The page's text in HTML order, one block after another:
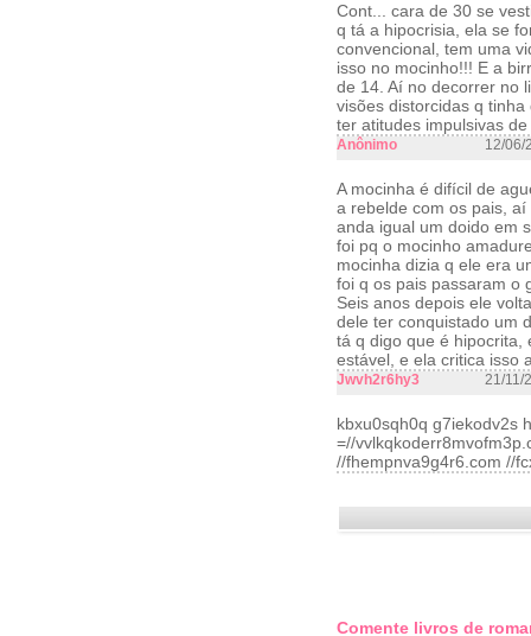
Cont... cara de 30 se
q tá a hipocrisia, ela se
convencional, tem uma
isso no mocinho!!! E a
de 14. Aí no decorrer no
visões distorcidas q
ter atitudes impulsivas
Anônimo 12/06/
A mocinha é difícil de
a rebelde com os pais,
anda igual um doido em
foi pq o mocinho
mocinha dizia q ele era
foi q os pais passaram o
Seis anos depois ele
dele ter conquistado um
tá q digo que é hipocrita,
estável, e ela critica isso
Jwvh2r6hy3 21/11/
kbxu0sqh0q g7iekodv2s
=//
//fhempnva9g4r6.com //
Comente livros de